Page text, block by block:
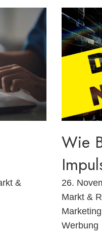
&
Wie
26.
Markt &
Marketing
Werbung